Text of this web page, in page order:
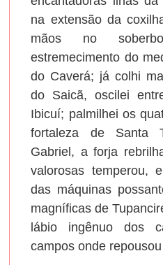
na extensão da
mãos no
estremecimento do
do Caverá; já colhi
do Saicã, oscilei
Ibicuí; palmilhei os
fortaleza de Santa
Gabriel, a forja
valorosas temperou,
das máquinas
magníficas de
lábio ingênuo dos
campos onde